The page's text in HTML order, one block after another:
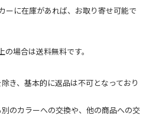
ーに在庫があれば、お取り寄せ可能で
場合は送料無料です。
き、基本的に返品は不可となっており
のカラーへの交換や、他の商品への交